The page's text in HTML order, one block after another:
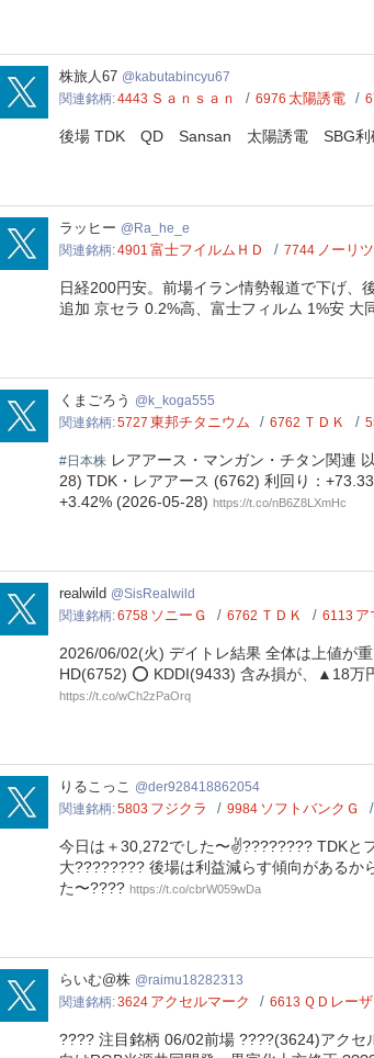
kabutabincyu67
株旅人67 kabutabincyu67
関連銘柄 4443 Ｓａｎｓａｎ 6976 太陽誘電
後場 TDK QD Sansan 太陽誘電 SBG利確
Ra_he_e
ラッヒー Ra_he_e
関連銘柄 4901 富士フイルムＨＤ 7744 ノーリ
日経200円安。前場イラン情勢報道で下げ、
追加 京セラ 0.2%高、富士フィルム 1%安
k_koga555
くまごろう k_koga555
関連銘柄 5727 東邦チタニウム 6762 ＴＤＫ
#日本株 レアアース・マンガン・チタン関連
28) TDK・レアアース (6762) 利回り：
+3.42% (2026-05-28) https://t.co/nB6Z8LXmHc
SisRealwild
realwild SisRealwild
関連銘柄 6758 ソニーＧ 6762 ＴＤＫ 6113 ア
2026/06/02(火) デイトレ結果 全体は上値が
HD(6752) ⭕️ KDDI(9433) 含み損が、▲18万
https://t.co/wCh2zPaOrq
der928418862054
りるこっこ der928418862054
関連銘柄 5803 フジクラ 9984 ソフトバンクＧ
今日は＋30,272でした〜✌???????? TDKと
大???????? 後場は利益減らす傾向があるか
た〜???? https://t.co/cbrW059wDa
raimu18282313
らいむ@株 raimu18282313
関連銘柄 3624 アクセルマーク 6613 ＱＤレーザ
???? 注目銘柄 06/02前場 ????(3624)アク